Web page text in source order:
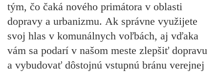
tým, čo čaká nového primátora v oblasti
dopravy a urbanizmu. Ak správne využijete
svoj hlas v komunálnych voľbách, aj vďaka
vám sa podarí v našom meste zlepšiť dopravu
a vybudovať dôstojnú vstupnú bránu verejnej